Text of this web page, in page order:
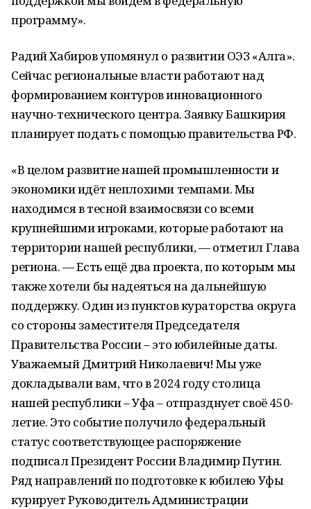
программу».
Радий Хабиров упомянул о развитии ОЭЗ «Алга».
Сейчас региональные власти работают над
формированием контуров инновационного
научно-технического центра. Заявку Башкирия
планирует подать с помощью правительства РФ.
«В целом развитие нашей промышленности и
экономики идёт неплохими темпами. Мы
находимся в тесной взаимосвязи со всеми
крупнейшими игроками, которые работают на
территории нашей республики, — отметил Глава
региона. — Есть ещё два проекта, по которым мы
также хотели бы надеяться на дальнейшую
поддержку. Один из пунктов кураторства округа
со стороны заместителя Председателя
Правительства России – это юбилейные даты.
Уважаемый Дмитрий Николаевич! Мы уже
докладывали вам, что в 2024 году столица
нашей республики – Уфа – отпразднует своё 450-
летие. Это событие получило федеральный
статус соответствующее распоряжение
подписал Президент России Владимир Путин.
Ряд направлений по подготовке к юбилею Уфы
курирует Руководитель Администрации